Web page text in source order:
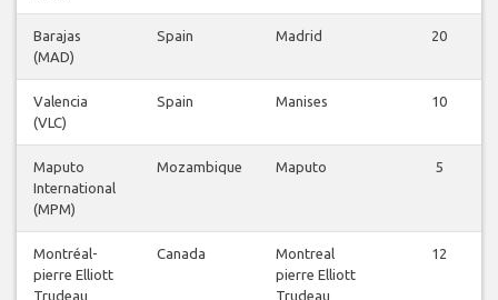
Barajas
(MAD)
Spain Madrid 20
Valencia
(VLC)
Spain Manises 10
Maputo
International
(MPM)
Mozambique Maputo 5
Montréal-
pierre Elliott
Trudeau
Canada
Montreal
pierre Elliott
Trudeau
12